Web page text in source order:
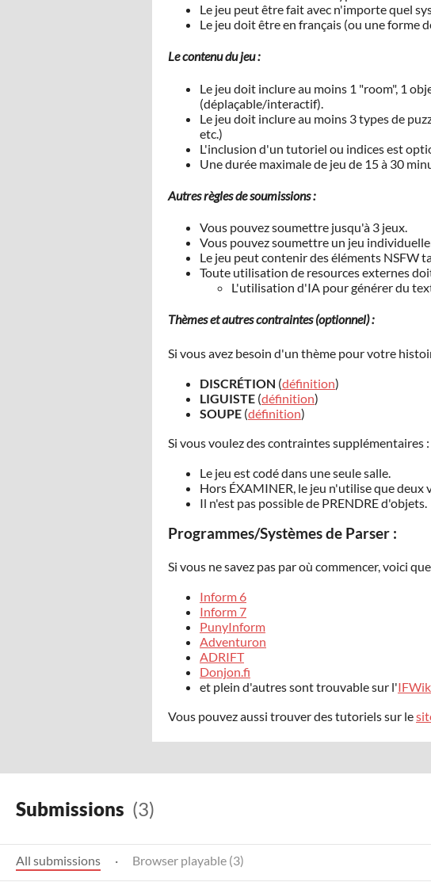
Le jeu peut être fait avec n'importe quel
Le jeu doit être en français (ou une forme
Le contenu du jeu :
Le jeu doit inclure au moins 1 "room", 1
(déplaçable/interactif).
Le jeu doit inclure au moins 3 types de
etc.)
L'inclusion d'un tutoriel ou indices est
Une durée maximale de jeu de 15 à 30
Autres règles de soumissions :
Vous pouvez soumettre jusqu'à 3 jeux.
Vous pouvez soumettre un jeu
Le jeu peut contenir des éléments NSFW
Toute utilisation de resources externes
L'utilisation d'IA pour générer du
Thèmes et autres contraintes (optionnel) :
Si vous avez besoin d'un thème pour votre
DISCRÉTION (définition)
LIGUISTE (définition)
SOUPE (définition)
Si vous voulez des contraintes supplémentaires :
Le jeu est codé dans une seule salle.
Hors ÉXAMINER, le jeu n'utilise que deux
Il n'est pas possible de PRENDRE d'objets.
Programmes/Systèmes de Parser :
Si vous ne savez pas par où commencer, voici
Inform 6
Inform 7
PunyInform
Adventuron
ADRIFT
Donjon.fi
et plein d'autres sont trouvable sur l'
Vous pouvez aussi trouver des tutoriels sur le
Submissions (3)
All submissions · Browser playable (3)